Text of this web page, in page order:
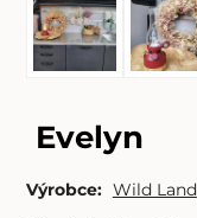
Evelyn
Výrobce: Wild Land